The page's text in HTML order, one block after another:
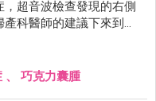
超音波檢查發現的右側
科醫師的建議下來到中
經期的不適症狀，同時
。
、 巧克力囊腫